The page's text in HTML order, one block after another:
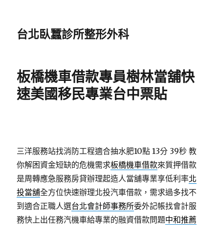
台北臥蠶診所整形外科
板橋機車借款專員樹林當舖快
速美國移民專業台中票貼
三洋服務站找消防工程適合抽水肥10點 13分 39秒 教
你解困資金短缺的危機需求板橋機車借款來質押借款
是周轉應急服務房貸辦理起造人當舖專業享低利率北
投當舖全方位快速辦理北投汽車借款，需求過多找不
到適合正職人選台北會計師事務所委外記帳找會計服
務快上出任務汽機車給專業的融資借款問題中和推薦